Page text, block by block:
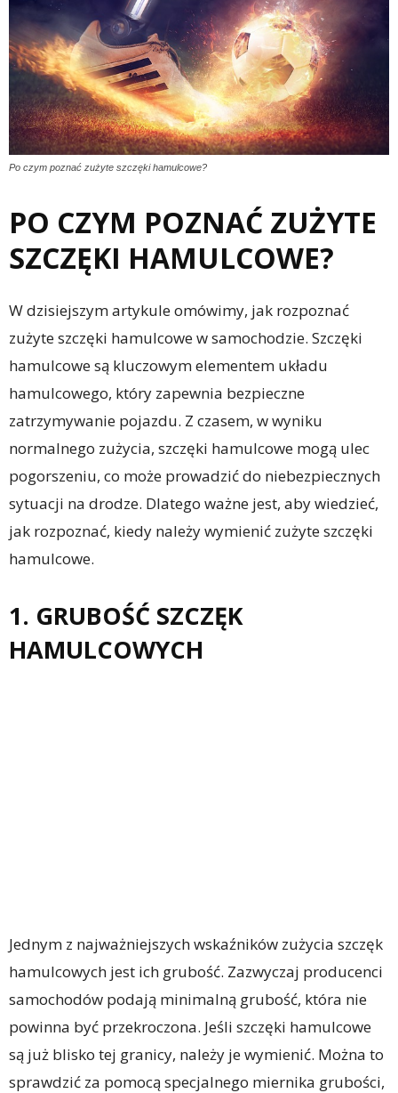
Po czym poznać zużyte szczęki hamulcowe?
PO CZYM POZNAĆ ZUŻYTE
SZCZĘKI HAMULCOWE?
W dzisiejszym artykule omówimy, jak rozpoznać
zużyte szczęki hamulcowe w samochodzie. Szczęki
hamulcowe są kluczowym elementem układu
hamulcowego, który zapewnia bezpieczne
zatrzymywanie pojazdu. Z czasem, w wyniku
normalnego zużycia, szczęki hamulcowe mogą ulec
pogorszeniu, co może prowadzić do niebezpiecznych
sytuacji na drodze. Dlatego ważne jest, aby wiedzieć,
jak rozpoznać, kiedy należy wymienić zużyte szczęki
hamulcowe.
1. GRUBOŚĆ SZCZĘK
HAMULCOWYCH
Jednym z najważniejszych wskaźników zużycia szczęk
hamulcowych jest ich grubość. Zazwyczaj producenci
samochodów podają minimalną grubość, która nie
powinna być przekroczona. Jeśli szczęki hamulcowe
są już blisko tej granicy, należy je wymienić. Można to
sprawdzić za pomocą specjalnego miernika grubości,